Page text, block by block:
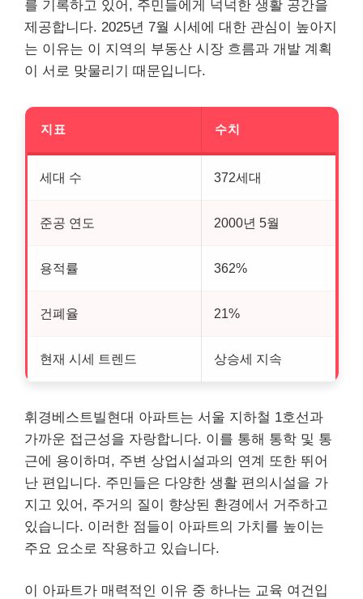
를 기록하고 있어, 주민들에게 넉넉한 생활 공간을
제공합니다. 2025년 7월 시세에 대한 관심이 높아지
는 이유는 이 지역의 부동산 시장 흐름과 개발 계획
이 서로 맞물리기 때문입니다.
지표 수치
세대 수 372세대
준공 연도 2000년 5월
용적률 362%
건폐율 21%
현재 시세 트렌드 상승세 지속
휘경베스트빌현대 아파트는 서울 지하철 1호선과
가까운 접근성을 자랑합니다. 이를 통해 통학 및 통
근에 용이하며, 주변 상업시설과의 연계 또한 뛰어
난 편입니다. 주민들은 다양한 생활 편의시설을 가
지고 있어, 주거의 질이 향상된 환경에서 거주하고
있습니다. 이러한 점들이 아파트의 가치를 높이는
주요 요소로 작용하고 있습니다.
이 아파트가 매력적인 이유 중 하나는 교육 여건입